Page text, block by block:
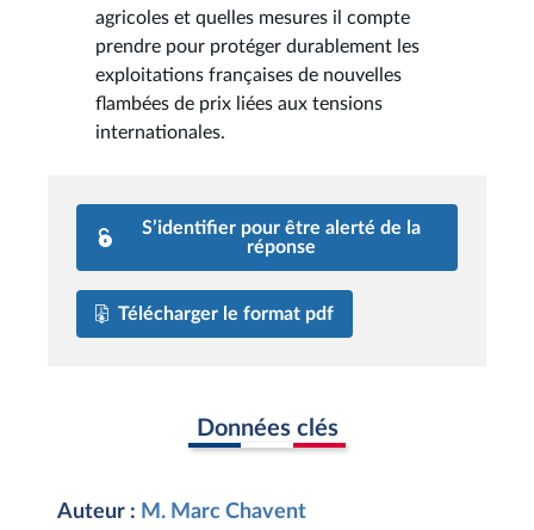
agricoles et quelles mesures il compte
prendre pour protéger durablement les
exploitations françaises de nouvelles
flambées de prix liées aux tensions
internationales.
S’identifier pour être alerté de la
réponse
Télécharger le format pdf
Données clés
Auteur : M. Marc Chavent